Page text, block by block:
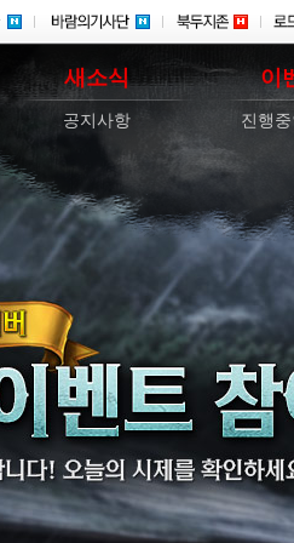
새소식
공지사항
이
진행